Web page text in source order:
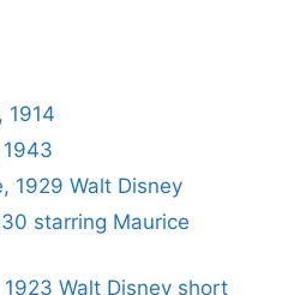
1914
1929 Walt Disney
starring Maurice
1923 Walt Disney short